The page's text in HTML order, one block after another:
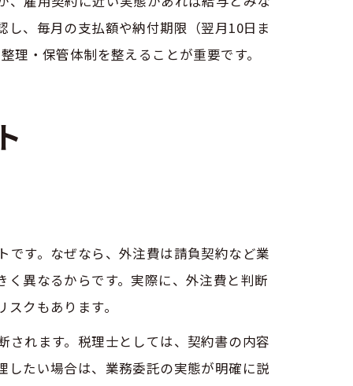
、毎月の支払額や納付期限（翌月10日ま
・保管体制を整えることが重要です。
す。なぜなら、外注費は請負契約など業
異なるからです。実際に、外注費と判断
クもあります。
れます。税理士としては、契約書の内容
たい場合は、業務委託の実態が明確に説